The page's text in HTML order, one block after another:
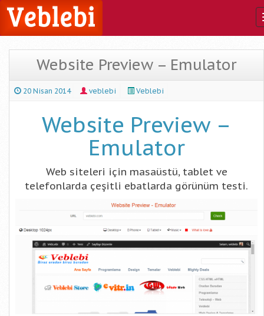
Website Preview – Emulator
20 Nisan 2014 veblebi Veblebi
Website Preview –
Emulator
Web siteleri için masaüstü, tablet ve
telefonlarda çeşitli ebatlarda görünüm testi.